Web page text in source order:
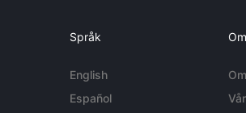
Språk
English
Español